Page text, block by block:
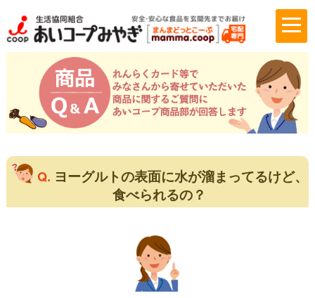
Q. ヨーグルトの表面に水が溜まってるけど、
食べられるの？